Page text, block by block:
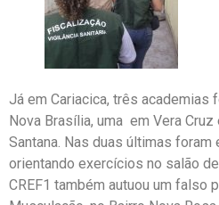
Já em Cariacica, três academias
Nova Brasília, uma em Vera
Santana. Nas duas últimas
orientando exercícios no salão
CREF1 também autuou um falso